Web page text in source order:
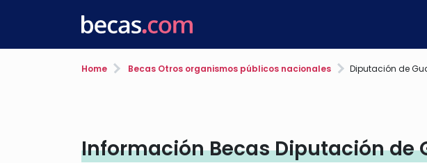
Home Becas Otros organismos públicos nacionales Diputación de
Información Becas Diputación de